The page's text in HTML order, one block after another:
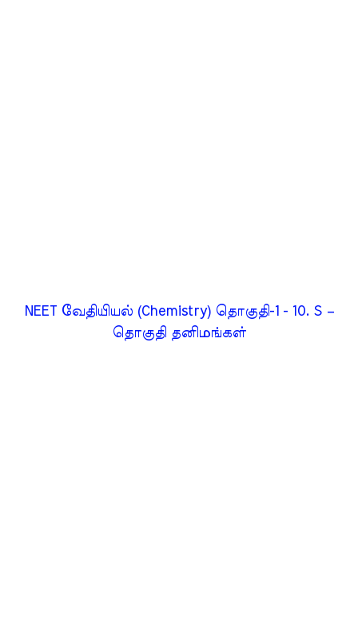
NEET வேதியியல் (Chemistry) தொகுதி-1 - 10. S –
தொகுதி தனிமங்கள்